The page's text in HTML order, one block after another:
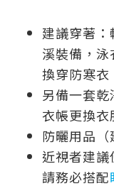
建議穿著
溪裝備，
換穿防寒衣
另備一套
衣帳更換衣
防曬用品（
近視者建
請務必搭配